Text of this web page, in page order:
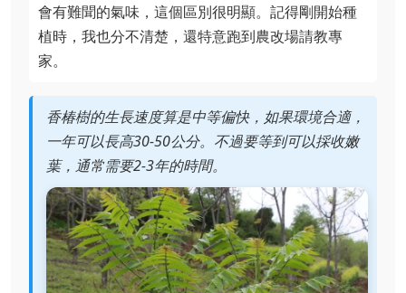
會有難聞的氣味，這個區別很明顯。記得剛開始種
植時，我也分不清楚，還特意跑到農改場請教專
家。
香椿樹的生長速度算是中等偏快，如果環境合適，
一年可以長高30-50公分。不過要等到可以採收嫩
葉，通常需要2-3年的時間。